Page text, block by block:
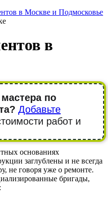
в Москве и Подмосковье
в
по
Добавьте
работ и
основаниях
заглублены и не всегда
не говоря уже о ремонте.
бригады,